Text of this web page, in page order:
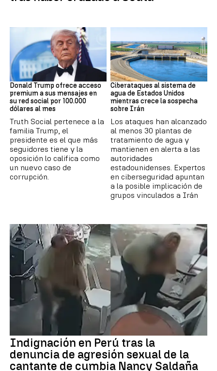
DONALD TRUMP
Donald Trump ofrece acceso
premium a sus mensajes en
su red social por 100.000
dólares al mes
Truth Social pertenece a la
familia Trump, el
presidente es el que más
seguidores tiene y la
oposición lo califica como
un nuevo caso de
corrupción.
Guerra Irán
Ciberataques al sistema de
agua de Estados Unidos
mientras crece la sospecha
sobre Irán
Los ataques han alcanzado
al menos 30 plantas de
tratamiento de agua y
mantienen en alerta a las
autoridades
estadounidenses. Expertos
en ciberseguridad apuntan
a la posible implicación de
grupos vinculados a Irán
Indignación en Perú tras la
denuncia de agresión sexual de la
cantante de cumbia Nancy Saldaña